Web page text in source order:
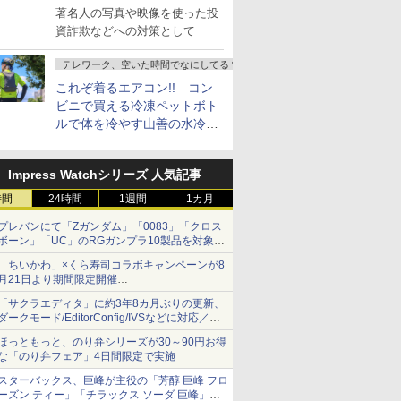
し詐欺広告」対策強化を要請
著名人の写真や映像を使った投
資詐欺などへの対策として
テレワーク、空いた時間でなにしてる？
これぞ着るエアコン!! コン
ビニで買える冷凍ペットボト
ルで体を冷やす山善の水冷ベ
どいい【ぼっち・ざ・ろー
ど！その14】
Impress Watchシリーズ 人気記事
24時間 1週間 1カ月
レバンにて「Zガンダム」「0083」「クロス
ーン」「UC」のRGガンプラ10製品を対象に
た抽選販売が8月10日11時より実施！
ちいかわ」×くら寿司コラボキャンペーンが8
21日より期間限定開催
リジナルの湯呑みや寿司皿が景品に登場！
サクラエディタ」に約3年8カ月ぶりの更新、
ークモード/EditorConfig/IVSなどに対応／複
の脆弱性に対処したセキュリティアップデー
っともっと、のり弁シリーズが30～90円お得
「のり弁フェア」4日間限定で実施
ターバックス、巨峰が主役の「芳醇 巨峰 フロ
ズン ティー」「チラックス ソーダ 巨峰」発